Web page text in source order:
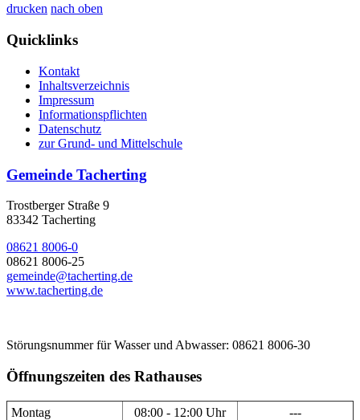
drucken nach oben
Quicklinks
Kontakt
Inhaltsverzeichnis
Impressum
Informationspflichten
Datenschutz
zur Grund- und Mittelschule
Gemeinde Tacherting
Trostberger Straße 9
83342 Tacherting
08621 8006-0
08621 8006-25
gemeinde@tacherting.de
www.tacherting.de
Störungsnummer für Wasser und Abwasser: 08621 8006-30
Öffnungszeiten des Rathauses
Montag 08:00 - 12:00 Uhr
---